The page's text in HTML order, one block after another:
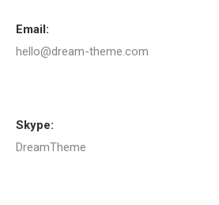
Email:
hello@dream-theme.com
Skype:
DreamTheme